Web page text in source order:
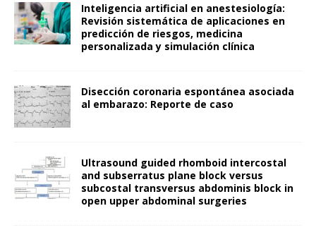
Inteligencia artificial en anestesiología:
Revisión sistemática de aplicaciones en
predicción de riesgos, medicina
personalizada y simulación clínica
Disección coronaria espontánea asociada
al embarazo: Reporte de caso
Ultrasound guided rhomboid intercostal
and subserratus plane block versus
subcostal transversus abdominis block in
open upper abdominal surgeries